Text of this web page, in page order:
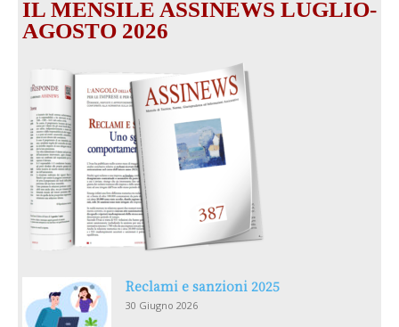
IL MENSILE ASSINEWS LUGLIO-
AGOSTO 2026
Reclami e sanzioni 2025
30 Giugno 2026